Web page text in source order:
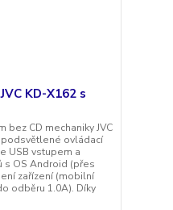
KD-X162 s
bez CD mechaniky JVC
podsvětlené ovládací
USB vstupem a
OS Android (přes
zařízení (mobilní
odběru 1.0A). Díky